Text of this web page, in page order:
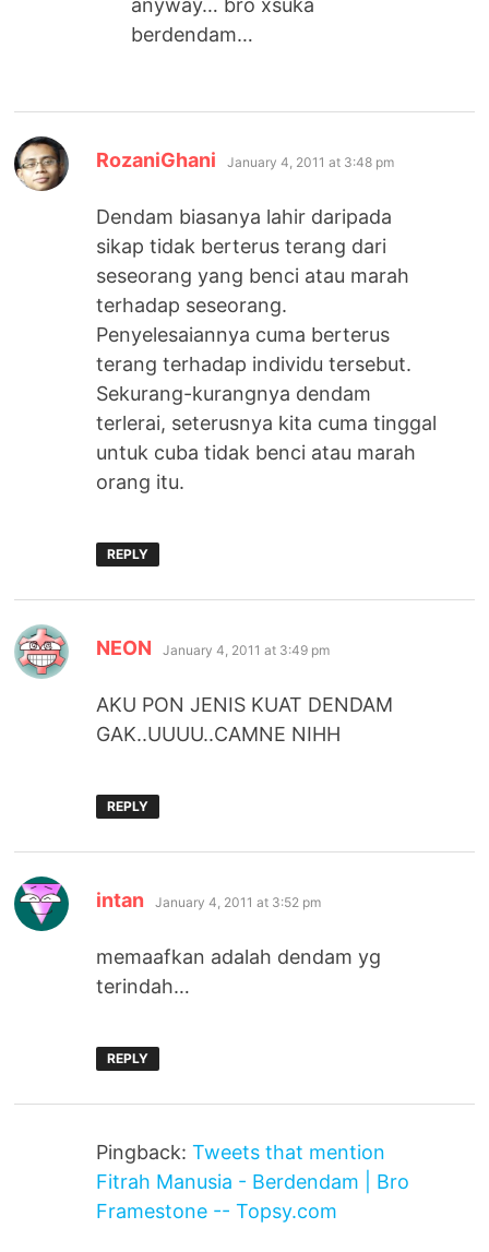
anyway… bro xsuka
berdendam…
RozaniGhani says:
January 4, 2011 at 3:48 pm
Dendam biasanya lahir daripada
sikap tidak berterus terang dari
seseorang yang benci atau marah
terhadap seseorang.
Penyelesaiannya cuma berterus
terang terhadap individu tersebut.
Sekurang-kurangnya dendam
terlerai, seterusnya kita cuma tinggal
untuk cuba tidak benci atau marah
orang itu.
REPLY
NEON says:
January 4, 2011 at 3:49 pm
AKU PON JENIS KUAT DENDAM
GAK..UUUU..CAMNE NIHH
REPLY
intan says:
January 4, 2011 at 3:52 pm
memaafkan adalah dendam yg
terindah…
REPLY
Pingback:Tweets that mention
Fitrah Manusia - Berdendam | Bro
Framestone -- Topsy.com